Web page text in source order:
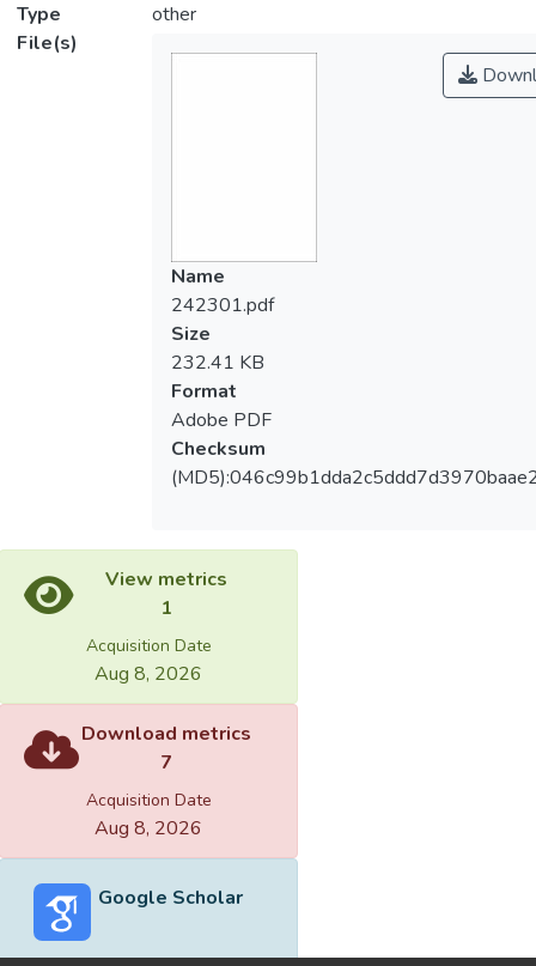
Type
other
File(s)
Name
242301.pdf
Size
232.41 KB
Format
Adobe PDF
Checksum
View metrics
1
Acquisition Date
Aug 8, 2026
Download metrics
7
Acquisition Date
Aug 8, 2026
Google Scholar